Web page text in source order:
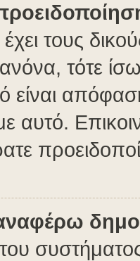
έχει τους
τότε
είναι
αυτό.